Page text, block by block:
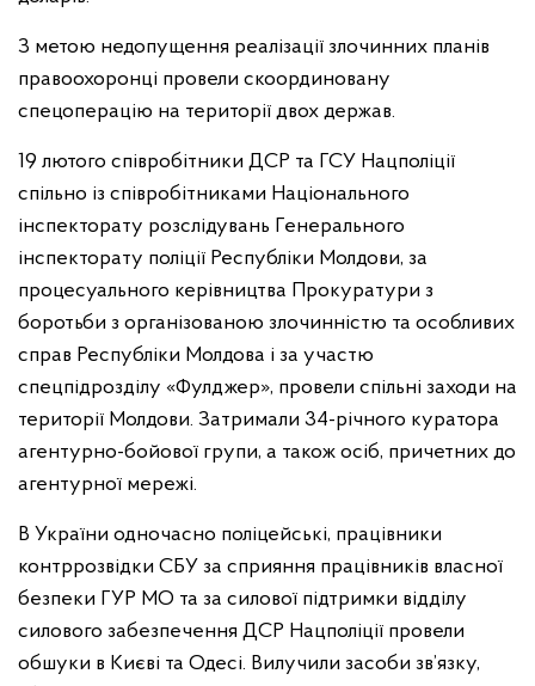
З метою недопущення реалізації злочинних планів
правоохоронці провели скоординовану
спецоперацію на території двох держав.
19 лютого співробітники ДСР та ГСУ Нацполіції
спільно із співробітниками Національного
інспекторату розслідувань Генерального
інспекторату поліції Республіки Молдови, за
процесуального керівництва Прокуратури з
боротьби з організованою злочинністю та особливих
справ Республіки Молдова і за участю
спецпідрозділу «Фулджер», провели спільні заходи на
території Молдови. Затримали 34-річного куратора
агентурно-бойової групи, а також осіб, причетних до
агентурної мережі.
В України одночасно поліцейські, працівники
контррозвідки СБУ за сприяння працівників власної
безпеки ГУР МО та за силової підтримки відділу
силового забезпечення ДСР Нацполіції провели
обшуки в Києві та Одесі. Вилучили засоби зв’язку,